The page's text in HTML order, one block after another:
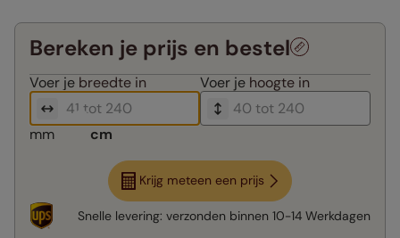
Bereken je prijs en bestel
Voer je breedte in Voer je hoogte in
mm cm
Krijg meteen een prijs
Snelle levering: verzonden binnen 10-14 Werkdagen